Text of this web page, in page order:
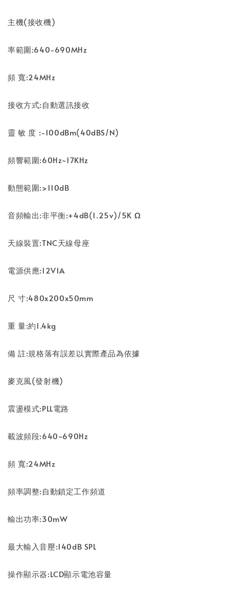
主機(接收機)
率範圍:640-690MHz
頻 寬:24MHz
接收方式:自動選訊接收
靈 敏 度 :-100dBm(40dBS/N)
頻響範圍:60Hz~17KHz
動態範圍:>110dB
音頻輸出:非平衡:+4dB(1.25v)/5K Ω
天線裝置:TNC天線母座
電源供應:12V1A
尺 寸:480x200x50mm
重 量:約1.4kg
備 註:規格落有誤差以實際產品為依據
麥克風(發射機)
震盪模式:PLL電路
載波頻段:640~690Hz
頻 寬:24MHz
頻率調整:自動鎖定工作頻道
輸出功率:30mW
最大輸入音壓:140dB SPL
操作顯示器:LCD顯示電池容量